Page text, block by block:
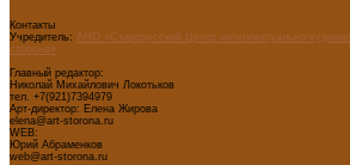
Контакты
Учредитель: АНО «Старорусский Центр интеллектуально-
сторона»
Главный редактор:
Николай Михайлович Локотьков
тел. +7(921)7394979
Арт-директор: Елена Жирова
elena@art-storona.ru
WEB:
Юрий Абраменков
web@art-storona.ru